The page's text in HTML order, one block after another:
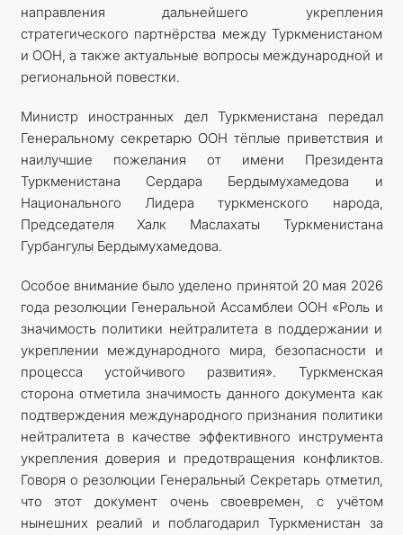
направления дальнейшего укрепления
стратегического партнёрства между Туркменистаном
и ООН, а также актуальные вопросы международной и
региональной повестки.
Министр иностранных дел Туркменистана передал
Генеральному секретарю ООН тёплые приветствия и
наилучшие пожелания от имени Президента
Туркменистана Сердара Бердымухамедова и
Национального Лидера туркменского народа,
Председателя Халк Маслахаты Туркменистана
Гурбангулы Бердымухамедова.
Особое внимание было уделено принятой 20 мая 2026
года резолюции Генеральной Ассамблеи ООН «Роль и
значимость политики нейтралитета в поддержании и
укреплении международного мира, безопасности и
процесса устойчивого развития». Туркменская
сторона отметила значимость данного документа как
подтверждения международного признания политики
нейтралитета в качестве эффективного инструмента
укрепления доверия и предотвращения конфликтов.
Говоря о резолюции Генеральный Секретарь отметил,
что этот документ очень своевремен, с учётом
нынешних реалий и поблагодарил Туркменистан за